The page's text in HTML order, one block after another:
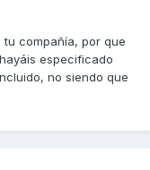
compañía, por que
especificado
no siendo que